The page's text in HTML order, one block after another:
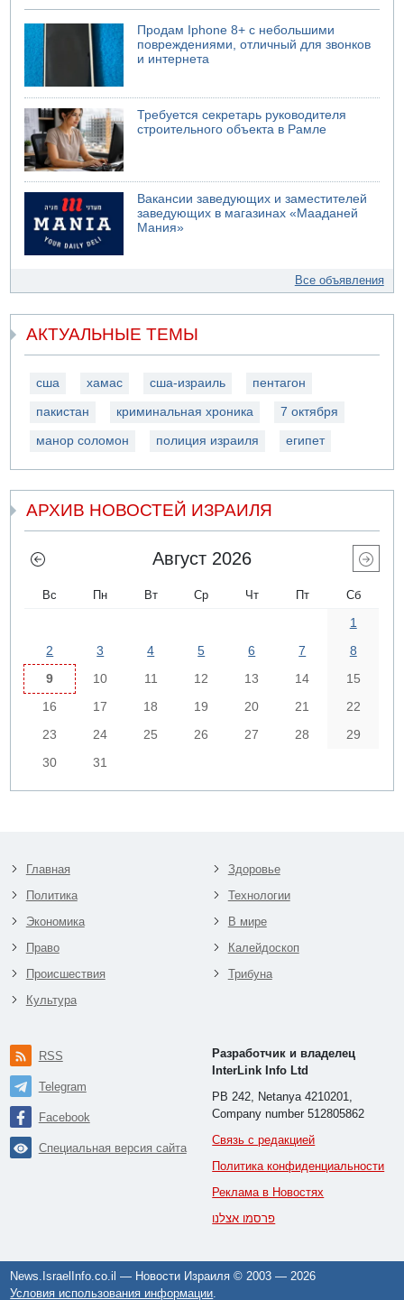
Продам Iphone 8+ с небольшими
повреждениями, отличный для звонков
и интернета
Требуется секретарь руководителя
строительного объекта в Рамле
Вакансии заведующих и заместителей
заведующих в магазинах «Мааданей
Мания»
Все объявления
АКТУАЛЬНЫЕ ТЕМЫ
сша хамас сша-израиль пентагон
пакистан криминальная хроника 7 октября
манор соломон полиция израиля египет
АРХИВ НОВОСТЕЙ ИЗРАИЛЯ
Август 2026
Вс Пн Вт Ср Чт Пт Сб
1
2
3 4 5 6 7
8
9
10 11 12 13 14
15
16
17 18 19 20 21
22
23
24 25 26 27 28
29
30
31
Главная
Политика
Экономика
Право
Происшествия
Культура
Здоровье
Технологии
В мире
Калейдоскоп
Трибуна
RSS
Telegram
Facebook
Специальная версия сайта
Разработчик и владелец
InterLink Info Ltd
PB 242, Netanya 4210201,
Company number 512805862
Связь с редакцией
Политика конфиденциальности
Реклама в Новостях
פרסמו אצלנו
News.IsraelInfo.co.il — Новости Израиля © 2003 —2026
Условия использования информации.